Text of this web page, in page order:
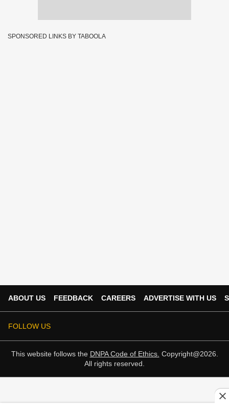
SPONSORED LINKS BY TABOOLA
ABOUT US FEEDBACK CAREERS ADVERTISE WITH US
FOLLOW US
This website follows the DNPA Code of Ethics. Copyright@2026.
All rights reserved.